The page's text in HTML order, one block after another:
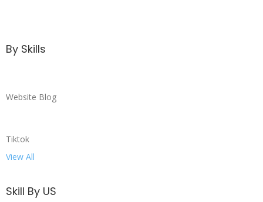
By Skills
Website Blog
Tiktok
View All
Skill By US